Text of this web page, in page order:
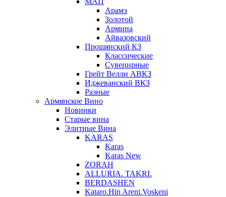
Арамэ
Золотой
Армина
Айвазовский
Прошянский КЗ
Классические
Сувенирные
Грейт Велли АВКЗ
Иджеванский ВКЗ
Разные
Армянское Вино
Новинки
Старые вина
Элитные Вина
KARAS
Karas
Karas New
ZORAH
ALLURIA. TAKRI.
BERDASHEN
Kataro.Hin Areni.Voskeni